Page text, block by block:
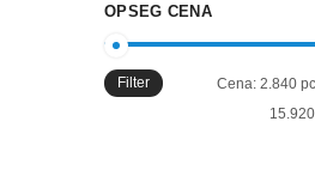
OPSEG CENA
Filter Cena: 2.840